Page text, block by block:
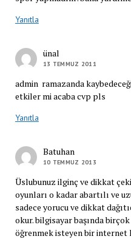
Yanıtla
ünal
13 TEMMUZ 2011
admin ramazanda
etkiler mi acaba cvp pls
Yanıtla
Batuhan
10 TEMMUZ 2013
Üslubunuz ilginç ve dikkat
oyunları o kadar abartılı ve
sadece yorucu ve dikkat
okur. bilgisayar başında
öğrenmek isteyen bir internet